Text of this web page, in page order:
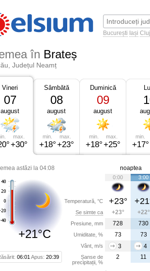
București Iași
în Brateș
Județul Neamț
Vineri
07
august
max.
+30°
Sâmbătă
08
august
min.
+18°
max.
+23°
Duminică
09
august
min.
+18°
max.
+25°
min.
+17°
astăzi la 04:08
+21°C
06:01 Apus: 20:39
Temperatură, °C
Se simte ca
Presiune, mm
Umiditate, %
Vânt, m/s
Șanse de
precipitații, %
noaptea
0:00 3:00
+23°
+23° +22°
728
730
73
73
3
4
2
11